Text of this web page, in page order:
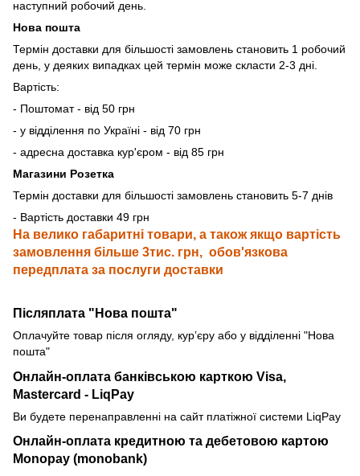
наступний робочий день.
Нова пошта
Термін доставки для більшості замовлень становить 1 робочий
день, у деяких випадках цей термін може скласти 2-3 дні.
Вартість:
- Поштомат - від 50 грн
- у відділення по Україні - від 70 грн
- адресна доставка кур'єром - від 85 грн
Магазини Розетка
Термін доставки для більшості замовлень становить 5-7 днів
- Вартість доставки 49 грн
На велико габаритні товари, а також якщо вартість
замовлення більше 3тис. грн, обов'язкова
передплата за послуги доставки
Післяплата "Нова пошта"
Оплачуйте товар після огляду, курʼєру або у відділенні "Нова
пошта"
Онлайн-оплата банківською карткою Visa,
Mastercard - LiqPay
Ви будете перенаправленні на сайт платіжної системи LiqPay
Онлайн-оплата кредитною та дебетовою картою
Monopay (monobank)